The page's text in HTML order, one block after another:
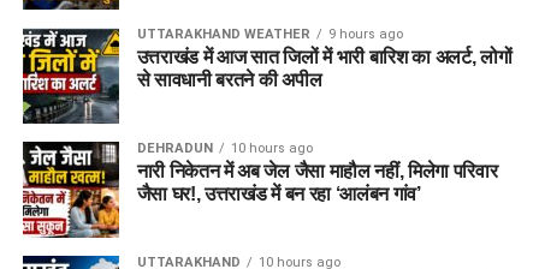
परिसर को आधुनिक सुविधाओं से लैस करने की योजना है। यहां आंगनबाड़ी
केंद्र भी खोले जाएंगे। जरूरत पड़ने पर प्राथमिक विद्यालय की सुविधा भी
उपलब्ध कराई जा सकती है। इस पहल का मकसद सिर्फ महिलाओं और
बच्चों को रहने की जगह देना नहीं, बल्कि उन्हें ऐसा वातावरण उपलब्ध कराना
है, जहां वे खुद को सुरक्षित, सम्मानित और परिवार का हिस्सा महसूस कर
सकें।
5 एकड़ जमीन की हो रही है तलाश
UTTARAKHAND WEATHER 9 hours ago
उत्तराखंड में आज सात जिलों में भारी बारिश का अलर्ट, लोगों
से सावधानी बरतने की अपील
DEHRADUN 10 hours ago
नारी निकेतन में अब जेल जैसा माहौल नहीं, मिलेगा परिवार
जैसा घर!, उत्तराखंड में बन रहा ‘आलंबन गांव’
UTTARAKHAND 10 hours ago